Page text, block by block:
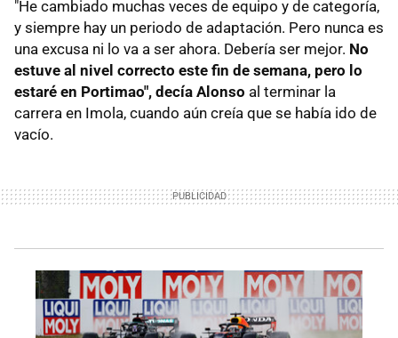
"He cambiado muchas veces de equipo y de categoría,
y siempre hay un periodo de adaptación. Pero nunca es
una excusa ni lo va a ser ahora. Debería ser mejor. No
estuve al nivel correcto este fin de semana, pero lo
estaré en Portimao", decía Alonso al terminar la
carrera en Imola, cuando aún creía que se había ido de
vacío.